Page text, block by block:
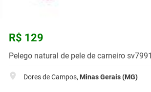
R$ 129
Pelego natural de pele de carneiro sv7991
Dores de Campos, Minas Gerais (MG)